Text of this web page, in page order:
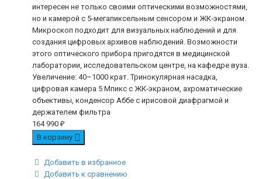
интересен не только своими оптическими возможностями,
но и камерой с 5-мегапиксельным сенсором и ЖК-экраном.
Микроскоп подходит для визуальных наблюдений и для
создания цифровых архивов наблюдений. Возможности
этого оптического прибора пригодятся в медицинской
лаборатории, исследовательском центре, на кафедре вуза.
Увеличение: 40–1000 крат. Тринокулярная насадка,
цифровая камера 5 Мпикс с ЖК-экраном, ахроматические
объективы, конденсор Аббе с ирисовой диафрагмой и
держателем фильтра
164 990 ₽
В корзину
Добавить в избранное
Добавить к сравнению